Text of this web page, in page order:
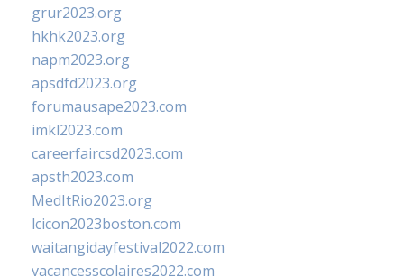
grur2023.org
hkhk2023.org
napm2023.org
apsdfd2023.org
forumausape2023.com
imkl2023.com
careerfaircsd2023.com
apsth2023.com
MedItRio2023.org
lcicon2023boston.com
waitangidayfestival2022.com
vacancesscolaires2022.com